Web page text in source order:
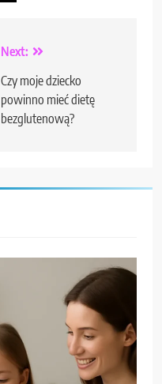
Next:
Czy moje dziecko
powinno mieć dietę
bezglutenową?